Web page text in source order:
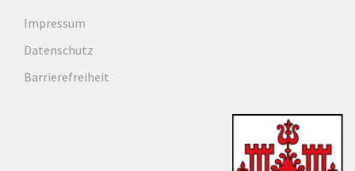
Impressum
Datenschutz
Barrierefreiheit